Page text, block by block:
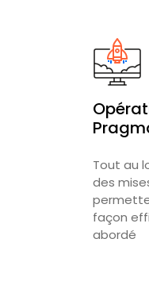
Tout au
des
façon
abordé